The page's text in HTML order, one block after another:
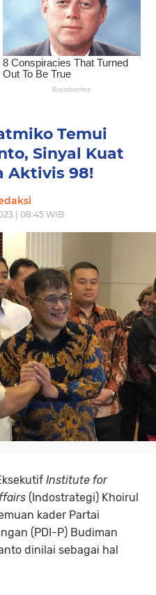
Temui
Sinyal Kuat
Aktivis 98!
| 08:45 WIB
Institute for
(Indostrategi) Khoirul
kader Partai
(PDI-P) Budiman
dinilai sebagai hal